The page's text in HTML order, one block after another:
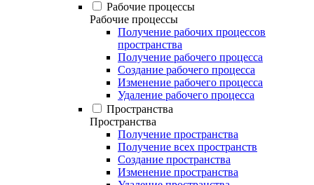
Рабочие процессы
Рабочие процессы
Получение рабочих процессов
пространства
Получение рабочего процесса
Создание рабочего процесса
Изменение рабочего процесса
Удаление рабочего процесса
Пространства
Пространства
Получение пространства
Получение всех пространств
Создание пространства
Изменение пространства